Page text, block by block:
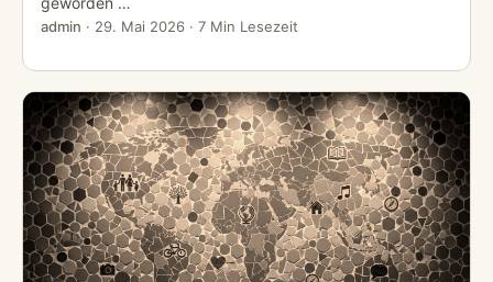
admin · 29. Mai 2026 · 7 Min Lesezeit